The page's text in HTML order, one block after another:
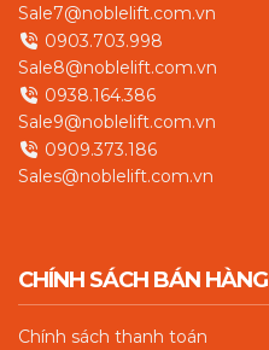
Sale7@noblelift.com.vn
0903.703.998
Sale8@noblelift.com.vn
0938.164.386
Sale9@noblelift.com.vn
0909.373.186
Sales@noblelift.com.vn
CHÍNH SÁCH BÁN HÀNG
Chính sách thanh toán